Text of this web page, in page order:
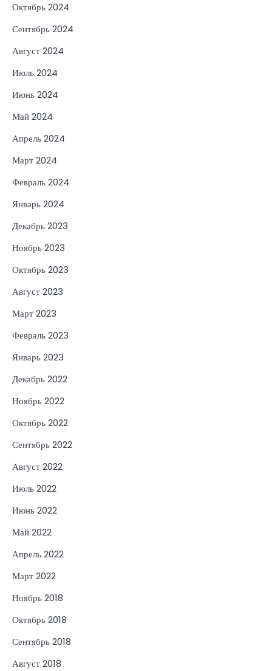
Октябрь 2024
Сентябрь 2024
Август 2024
Июль 2024
Июнь 2024
Май 2024
Апрель 2024
Март 2024
Февраль 2024
Январь 2024
Декабрь 2023
Ноябрь 2023
Октябрь 2023
Август 2023
Март 2023
Февраль 2023
Январь 2023
Декабрь 2022
Ноябрь 2022
Октябрь 2022
Сентябрь 2022
Август 2022
Июль 2022
Июнь 2022
Май 2022
Апрель 2022
Март 2022
Ноябрь 2018
Октябрь 2018
Сентябрь 2018
Август 2018